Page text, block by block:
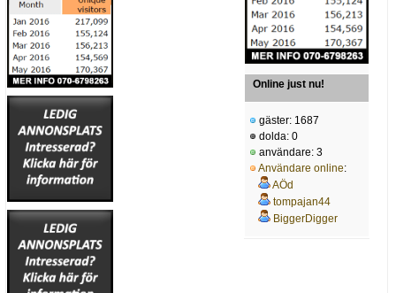
Online just nu!
gäster: 1687
dolda: 0
användare: 3
Användare online:
AÖd
tompajan44
BiggerDigger